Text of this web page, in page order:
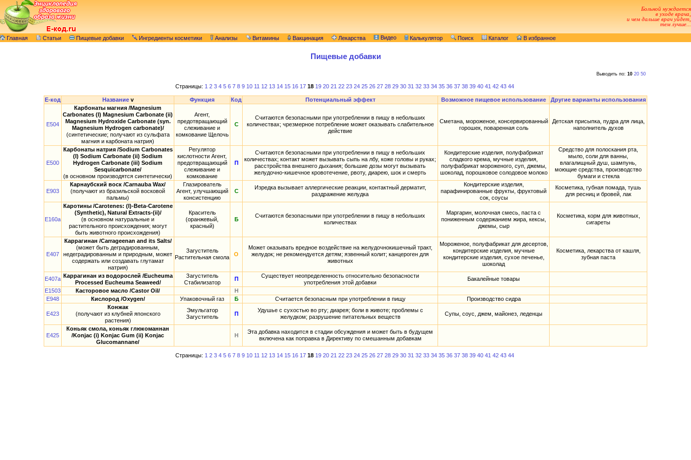
Больной нуждается
в уходе врача,
и чем дальше врач уйдет,
тем лучше...
Главная Статьи Пищевые добавки Ингредиенты косметики Анализы Витамины Вакцинация Лекарства Видео Калькулятор Поиск Каталог В избранное
Пищевые добавки
Выводить по: 10 20 50
Страницы: 1 2 3 4 5 6 7 8 9 10 11 12 13 14 15 16 17 18 19 20 21 22 23 24 25 26 27 28 29 30 31 32 33 34 35 36 37 38 39 40 41 42 43 44
E-код Названиеv Функция Код Потенциальный эффект Возможное пищевое использование Другие варианты использования
E504
Карбонаты магния /Magnesium
Сarbonates (I) Magnesium Сarbonate (ii)
Magnesium Hydroxide Carbonate (syn.
Magnesium Hydrogen carbonate)/
(синтетические; получают из сульфата
магния и карбоната натрия)
Агент,
предотвращающий
слеживание и
комкование Щелочь
С
Считаются безопасными при употреблении в пищу в небольших
количествах; чрезмерное потребление может оказывать слабительное
действие
Сметана, мороженое, консервированный
горошек, поваренная соль
Детская присыпка, пудра для лица,
наполнитель духов
E500
Карбонаты натрия /Sodium Carbonates
(I) Sodium Carbonate (ii) Sodium
Hydrogen Carbonate (iii) Sodium
Sesquicarbonate/
(в основном производятся синтетически)
Регулятор
кислотности Агент,
предотвращающий
слеживание и
комкование
П
Считаются безопасными при употреблении в пищу в небольших
количествах; контакт может вызывать сыпь на лбу, коже головы и руках;
расстройства внешнего дыхания; большие дозы могут вызывать
желудочно-кишечное кровотечение, рвоту, диарею, шок и смерть
Кондитерские изделия, полуфабрикат
сладкого крема, мучные изделия,
полуфабрикат мороженого, суп, джемы,
шоколад, порошковое солодовое молоко
Средство для полоскания рта,
мыло, соли для ванны,
влагалищный душ, шампунь,
моющие средства, производство
бумаги и стекла
E903
Карнаубский воск /Carnauba Wax/
(получают из бразильской восковой
пальмы)
Глазирователь
Агент, улучшающий
консистенцию
С
Изредка вызывает аллергические реакции, контактный дерматит,
раздражение желудка
Кондитерские изделия,
парафинированные фрукты, фруктовый
сок, соусы
Косметика, губная помада, тушь
для ресниц и бровей, лак
E160a
Каротины /Carotenes: (I)-Beta-Carotene
(Synthetic), Natural Extracts-(ii)/
(в основном натуральные и
растительного происхождения; могут
быть животного происхождения)
Краситель
(оранжевый,
красный)
Б
Считаются безопасными при употреблении в пищу в небольших
количествах
Маргарин, молочная смесь, паста с
пониженным содержанием жира, кексы,
джемы, сыр
Косметика, корм для животных,
сигареты
E407
Каррагинан /Carrageenan and its Salts/
(может быть деградированным,
недеградированным и природным, может
содержать или создавать глутамат
натрия)
Загуститель
Растительная смола
О
Может оказывать вредное воздействие на желудочнокишечный тракт,
желудок; не рекомендуется детям; язвенный колит; канцероген для
животных
Мороженое, полуфабрикат для десертов,
кондитерские изделия, мучные
кондитерские изделия, сухое печенье,
шоколад
Косметика, лекарства от кашля,
зубная паста
E407a Каррагинан из водорослей /Eucheuma
Processed Eucheuma Seaweed/
Загуститель
Стабилизатор
П
Существует неопределенность относительно безопасности
употребления этой добавки
Бакалейные товары
E1503
Касторовое масло /Castor Oil/
Н
E948
Кислород /Oxygen/ Упаковочный газ Б Считается безопасным при употреблении в пищу Производство сидра
E423
Конжак
(получают из клубней японского
растения)
Эмульгатор
Загуститель
П
Удушье с сухостью во рту; диарея; боли в животе; проблемы с
желудком; разрушение питательных веществ
Супы, соус, джем, майонез, леденцы
E425
Коньяк смола, коньяк глюкоманнан
/Konjac (i) Konjac Gum (ii) Konjac
Glucomannane/
Н
Эта добавка находится в стадии обсуждения и может быть в будущем
включена как поправка в Директиву по смешанным добавкам
Страницы: 1 2 3 4 5 6 7 8 9 10 11 12 13 14 15 16 17 18 19 20 21 22 23 24 25 26 27 28 29 30 31 32 33 34 35 36 37 38 39 40 41 42 43 44